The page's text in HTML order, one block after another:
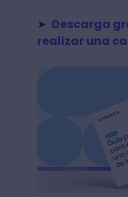
➤ Descarga
realizar una